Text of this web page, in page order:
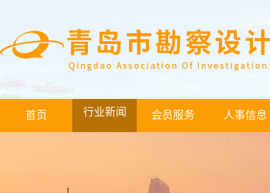
首页 行业新闻 会员服务 人事信息